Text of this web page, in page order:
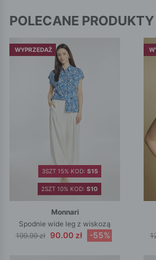
POLECANE PRODUKTY
WYPRZEDAŻ
2SZT 10% KOD: S10
3SZT 15% KOD: S15
Monnari
Spodnie wide leg z wiskozą
199.99 zł 90.00 zł -55%